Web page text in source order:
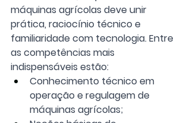
máquinas agrícolas deve unir
prática, raciocínio técnico e
familiaridade com tecnologia. Entre
as competências mais
indispensáveis estão:
Conhecimento técnico em
operação e regulagem de
máquinas agrícolas;